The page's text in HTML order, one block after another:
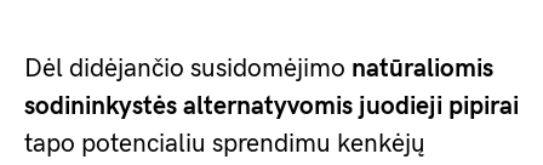
Dėl didėjančio susidomėjimo natūraliomis
sodininkystės alternatyvomis juodieji pipirai
tapo potencialiu sprendimu kenkėjų